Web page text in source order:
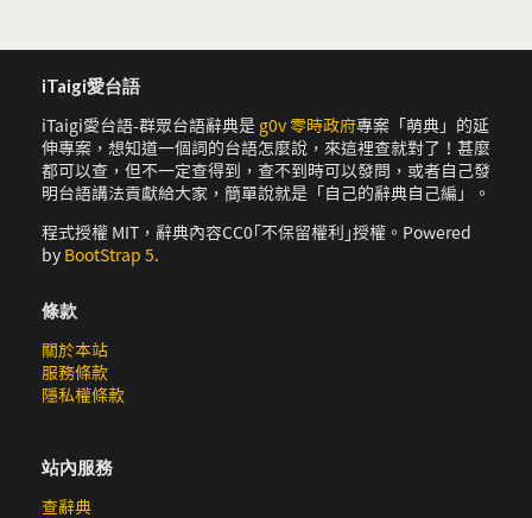
iTaigi愛台語
iTaigi愛台語-群眾台語辭典是 g0v 零時政府專案「萌典」的延
伸專案，想知道一個詞的台語怎麼說，來這裡查就對了！甚麼
都可以查，但不一定查得到，查不到時可以發問，或者自己發
明台語講法貢獻給大家，簡單說就是「自己的辭典自己編」。
程式授權 MIT，辭典內容CC0｢不保留權利｣授權。Powered
by BootStrap 5.
條款
關於本站
服務條款
隱私權條款
站內服務
查辭典